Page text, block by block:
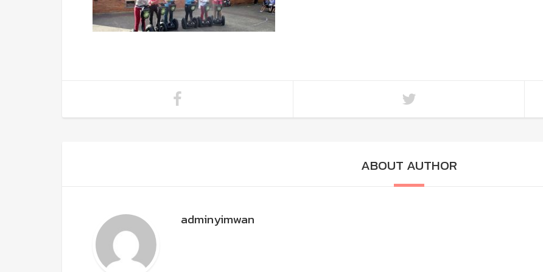
ABOUT AUTHOR
adminyimwan